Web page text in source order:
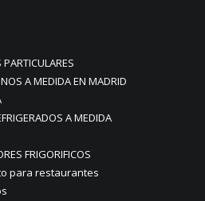
A MEDIDA EN MADRID
A MEDIDA
FRIGORIFICOS
para restaurantes